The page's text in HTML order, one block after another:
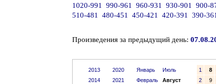
1020-991
990-961 960-931 930-901 900-
510-481
480-451 450-421 420-391 390-361
Произведения за предыдущий день:
2013
2014
2020
2021
Январь
Июль
Февраль
Август
1 8
2
9